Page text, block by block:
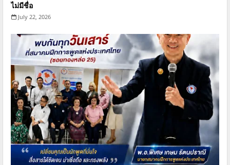
ไม่มีชื่อ
July 22, 2026